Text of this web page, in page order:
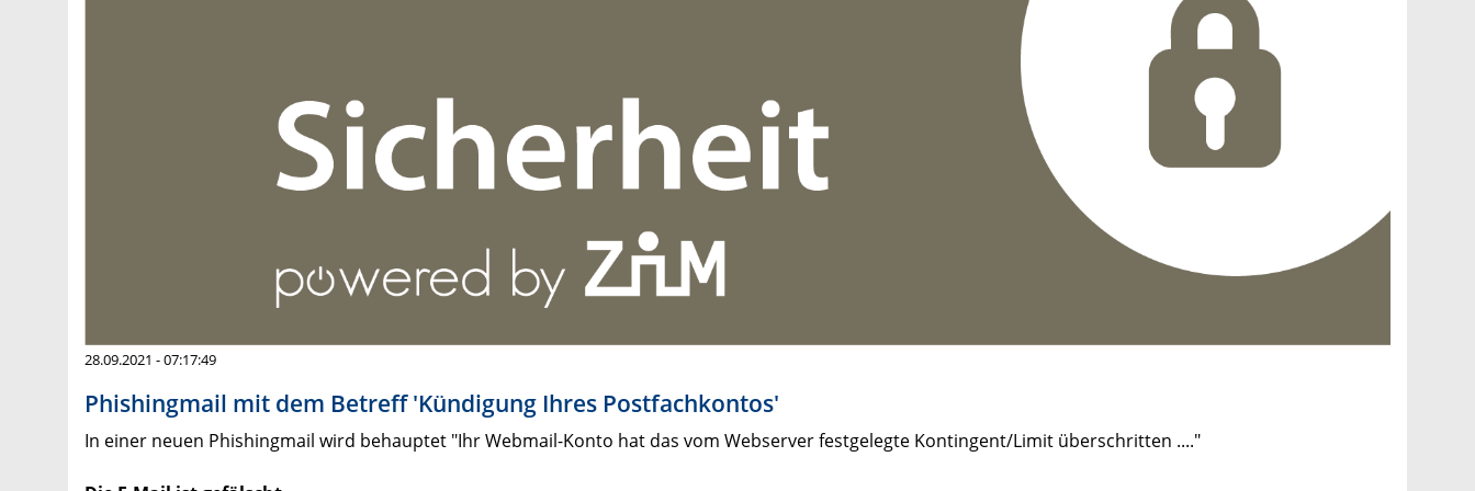
28.09.2021 - 07:17:49
Phishingmail mit dem Betreff 'Kündigung Ihres Postfachkontos'
In einer neuen Phishingmail wird behauptet "Ihr Webmail-Konto hat das vom Webserver festgelegte Kontingent/Limit überschritten ...."